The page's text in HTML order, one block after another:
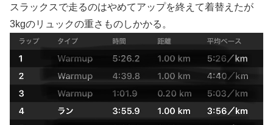
スラックスで走るのはやめてアップを終えて着替えたが
3kgのリュックの重さものしかかる。